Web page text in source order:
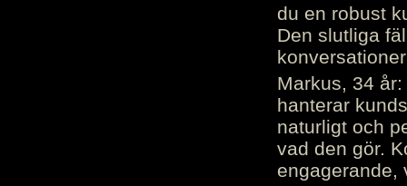
du en robust
Den slutliga
Markus, 34
hanterar
naturligt och
vad den gör.
engagerande,